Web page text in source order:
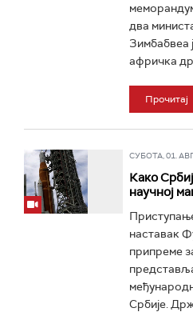
два
Зимбабвеа
афричка
Прочитај
СУБОТА, 01.
Како
научној
наставак
припреме
Србије.